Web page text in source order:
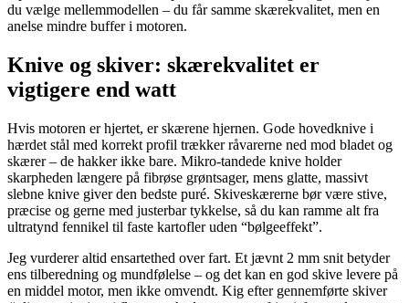
du vælge mellemmodellen – du får samme skærekvalitet, men en
anelse mindre buffer i motoren.
Knive og skiver: skærekvalitet er
vigtigere end watt
Hvis motoren er hjertet, er skærene hjernen. Gode hovedknive i
hærdet stål med korrekt profil trækker råvarerne ned mod bladet og
skærer – de hakker ikke bare. Mikro-tandede knive holder
skarpheden længere på fibrøse grøntsager, mens glatte, massivt
slebne knive giver den bedste puré. Skiveskærerne bør være stive,
præcise og gerne med justerbar tykkelse, så du kan ramme alt fra
ultratynd fennikel til faste kartofler uden “bølgeeffekt”.
Jeg vurderer altid ensartethed over fart. Et jævnt 2 mm snit betyder
ens tilberedning og mundfølelse – og det kan en god skive levere på
en middel motor, men ikke omvendt. Kig efter gennemførte skiver